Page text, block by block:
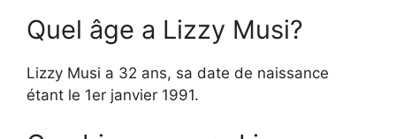
Quel âge a Lizzy Musi?
Lizzy Musi a 32 ans, sa date de naissance
étant le 1er janvier 1991.